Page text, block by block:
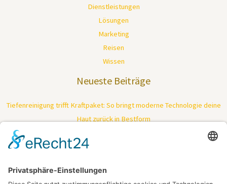
Dienstleistungen
Lösungen
Marketing
Reisen
Wissen
Neueste Beiträge
Tiefenreinigung trifft Kraftpaket: So bringt moderne Technologie deine
Haut zurück in Bestform
Ein Fest, das keine Reise braucht – Feiern dort, wo das Herz schlägt
Mimik ohne Kompromisse: Wie gezielte Muskelentspannung Falten
Wer alltäglich souverän kommunizieren will, braucht mehr als nur Vokabeln